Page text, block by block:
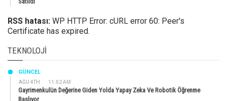
RSS hatası: WP HTTP Error: cURL error 60: Peer's
Certificate has expired.
TEKNOLOJI
AĞU 4TH 11:02 AM
GÜNCEL
Gayrimenkulün Değerine Giden Yolda Yapay Zeka Ve Robotik Öğrenme
Başlıyor